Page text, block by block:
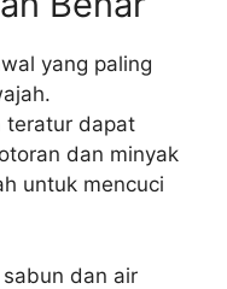
yang paling
teratur dapat
dan minyak
untuk mencuci
dan air